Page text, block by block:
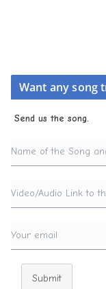
Want any song
Send us the song.
Submit